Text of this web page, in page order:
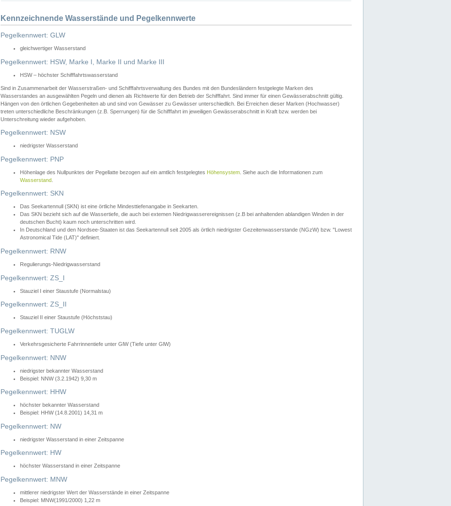
Kennzeichnende Wasserstände und Pegelkennwerte
Pegelkennwert: GLW
gleichwertiger Wasserstand
Pegelkennwert: HSW, Marke I, Marke II und Marke III
HSW – höchster Schifffahrtswasserstand
Sind in Zusammenarbeit der Wasserstraßen- und Schifffahrtsverwaltung des Bundes mit den Bundesländern festgelegte Marken des
Wasserstandes an ausgewählten Pegeln und dienen als Richtwerte für den Betrieb der Schifffahrt. Sind immer für einen Gewässerabschnitt gültig.
Hängen von den örtlichen Gegebenheiten ab und sind von Gewässer zu Gewässer unterschiedlich. Bei Erreichen dieser Marken (Hochwasser)
treten unterschiedliche Beschränkungen (z.B. Sperrungen) für die Schifffahrt im jeweiligen Gewässerabschnitt in Kraft bzw. werden bei
Unterschreitung wieder aufgehoben.
Pegelkennwert: NSW
niedrigster Wasserstand
Pegelkennwert: PNP
Höhenlage des Nullpunktes der Pegellatte bezogen auf ein amtlich festgelegtes Höhensystem . Siehe auch die Informationen zum
Wasserstand
Pegelkennwert: SKN
Das Seekartennull (SKN) ist eine örtliche Mindesttiefenangabe in Seekarten.
Das SKN bezieht sich auf die Wassertiefe, die auch bei extemen Niedrigwasserereignissen (z.B bei anhaltenden ablandigen Winden in der
deutschen Bucht) kaum noch unterschritten wird.
In Deutschland und den Nordsee-Staaten ist das Seekartennull seit 2005 als örtlich niedrigster Gezeitenwasserstande (NGzW) bzw. "Lowest
Astronomical Tide (LAT)" definiert.
Pegelkennwert: RNW
Regulierungs-Niedrigwasserstand
Pegelkennwert: ZS_I
Stauziel I einer Staustufe (Normalstau)
Pegelkennwert: ZS_II
Stauziel II einer Staustufe (Höchststau)
Pegelkennwert: TUGLW
Verkehrsgesicherte Fahrrinnentiefe unter GlW (Tiefe unter GlW)
Pegelkennwert: NNW
niedrigster bekannter Wasserstand
Beispiel: NNW (3.2.1942) 9,30 m
Pegelkennwert: HHW
höchster bekannter Wasserstand
Beispiel: HHW (14.8.2001) 14,31 m
Pegelkennwert: NW
niedrigster Wasserstand in einer Zeitspanne
Pegelkennwert: HW
höchster Wasserstand in einer Zeitspanne
Pegelkennwert: MNW
mittlerer niedrigster Wert der Wasserstände in einer Zeitspanne
Beispiel: MNW(1991/2000) 1,22 m